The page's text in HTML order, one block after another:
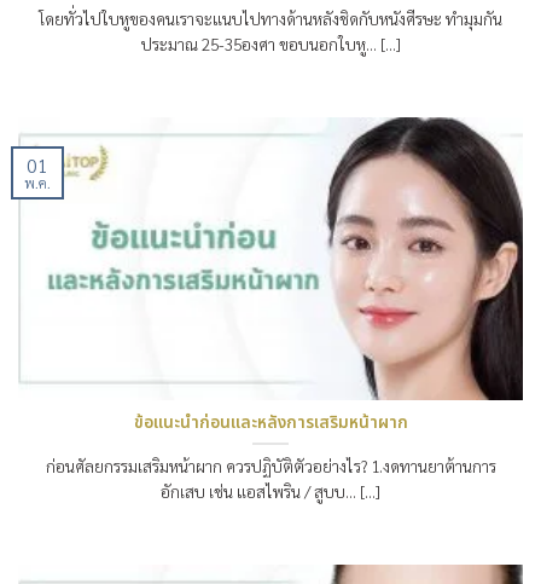
โดยทั่วไปใบหูของคนเราจะแนบไปทางด้านหลังชิดกับหนังศีรษะ ทำมุมกัน
ประมาณ 25-35องศา ขอบนอกใบหู… [...]
ข้อแนะนำก่อนและหลังการเสริมหน้าผาก
ก่อนศัลยกรรมเสริมหน้าผาก ควรปฏิบัติตัวอย่างไร? 1.งดทานยาต้านการ
อักเสบ เช่น แอสไพริน / สูบบ… [...]
01
พ.ค.